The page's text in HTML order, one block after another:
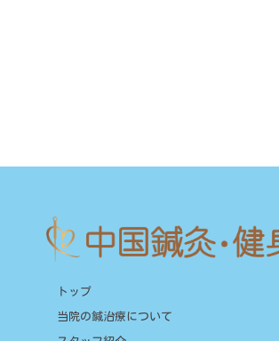
トップ
当院の鍼治療について